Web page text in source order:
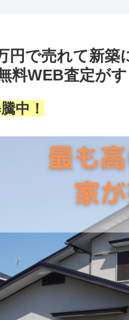
円で売れて新
料WEB査定がす
中！